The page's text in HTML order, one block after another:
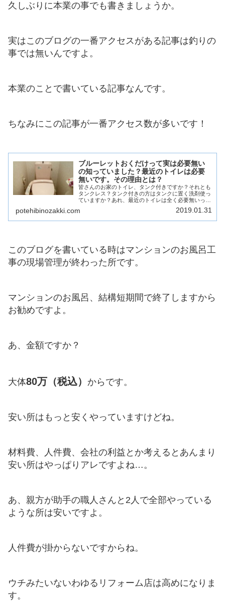
久しぶりに本業の事でも書きましょうか。
実はこのブログの一番アクセスがある記事は釣りの
事では無いんですよ。
本業のことで書いている記事なんです。
ちなみにこの記事が一番アクセス数が多いです！
ブルーレットおくだけって実は必要無い
の知っていました？最近のトイレは必要
無いです。その理由とは？
皆さんのお家のトイレ、タンク付きですか？それとも
タンクレス？タンク付きの方はタンクに置く洗剤使っ
ていますか？あれ、最近のトイレは全く必要無いって
知っていました？スタンプタイプも要らないですよ。
その理由をリフォーム業界の人間が説明します！
potehibinozakki.com 2019.01.31
このブログを書いている時はマンションのお風呂工
事の現場管理が終わった所です。
マンションのお風呂、結構短期間で終了しますから
お勧めですよ。
あ、金額ですか？
大体80万（税込） からです。
安い所はもっと安くやっていますけどね。
材料費、人件費、会社の利益とか考えるとあんまり
安い所はやっぱりアレですよね…。
あ、親方が助手の職人さんと2人で全部やっている
ような所は安いですよ。
人件費が掛からないですからね。
ウチみたいないわゆるリフォーム店は高めになりま
す。